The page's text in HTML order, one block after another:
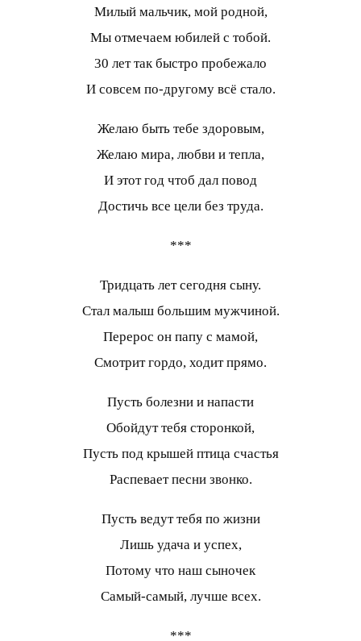
Милый мальчик, мой родной,
Мы отмечаем юбилей с тобой.
30 лет так быстро пробежало
И совсем по-другому всё стало.
Желаю быть тебе здоровым,
Желаю мира, любви и тепла,
И этот год чтоб дал повод
Достичь все цели без труда.
***
Тридцать лет сегодня сыну.
Стал малыш большим мужчиной.
Перерос он папу с мамой,
Смотрит гордо, ходит прямо.
Пусть болезни и напасти
Обойдут тебя сторонкой,
Пусть под крышей птица счастья
Распевает песни звонко.
Пусть ведут тебя по жизни
Лишь удача и успех,
Потому что наш сыночек
Самый-самый, лучше всех.
***